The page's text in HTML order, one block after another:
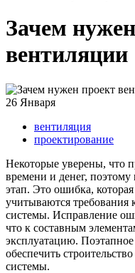
Зачем
вентиляции
26 Января
вентиляция
проектирование
Некоторые уверены, что
времени и денег,
этап. Это ошибка,
учитываются
системы. Исправление
что к составным
эксплуатацию.
обеспечить
системы.